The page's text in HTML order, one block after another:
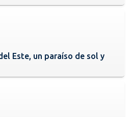
Este, un paraíso de sol y